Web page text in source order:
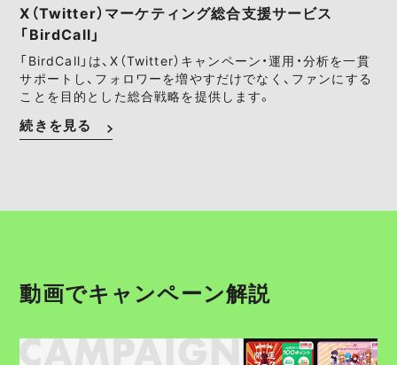
X（Twitter）マーケティング総合支援サービス
「BirdCall」
「BirdCall」は、X（Twitter）キャンペーン・運用・分析を一貫
サポートし、フォロワーを増やすだけでなく、ファンにする
ことを目的とした総合戦略を提供します。
続きを見る
動画でキャンペーン解説